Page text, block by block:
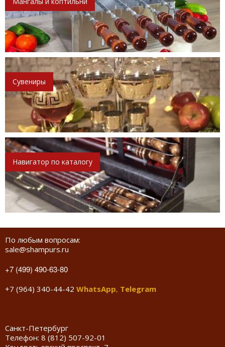
Сувениры
Навигатор по каталогу
По любым вопросам:
sale@shampurs.ru
+7 (499) 490-63-80
+7 (964) 340-44-42 WhatsApp, Telegram
Санкт-Петербург
Телефон: 8 (812) 507-92-01